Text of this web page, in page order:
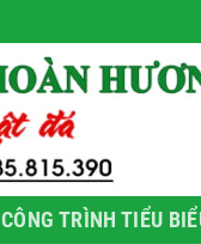
Đá
CÔNG TRÌNH TIỂU